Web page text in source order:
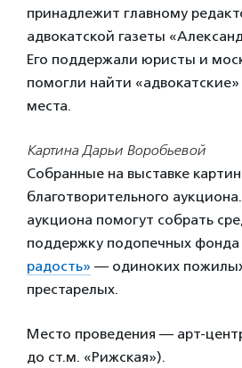
принадлежит главному
адвокатской газеты
Его поддержали юристы и
помогли найти
места.
Картина Дарьи Воробьевой
Собранные на выставке
благотворительного
аукциона помогут собрать
поддержку подопечных фонда
радость» — одиноких
престарелых.
Место проведения — арт-
до ст.м. «Рижская»).